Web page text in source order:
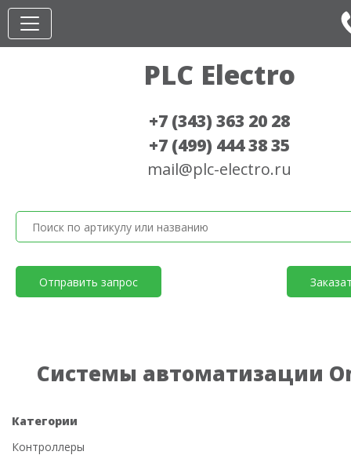
PLC Electro
+7 (343) 363 20 28
+7 (499) 444 38 35
mail@plc-electro.ru
Отправить запрос
Системы автоматизации
Категории
Контроллеры